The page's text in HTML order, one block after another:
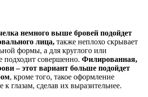
немного выше бровей подойдет
лица, также неплохо скрывает
формы, а для круглого или
подходит совершенно. Филированная,
– этот вариант больше подойдет
, кроме того, такое оформление
глазам, сделав их выразительнее.